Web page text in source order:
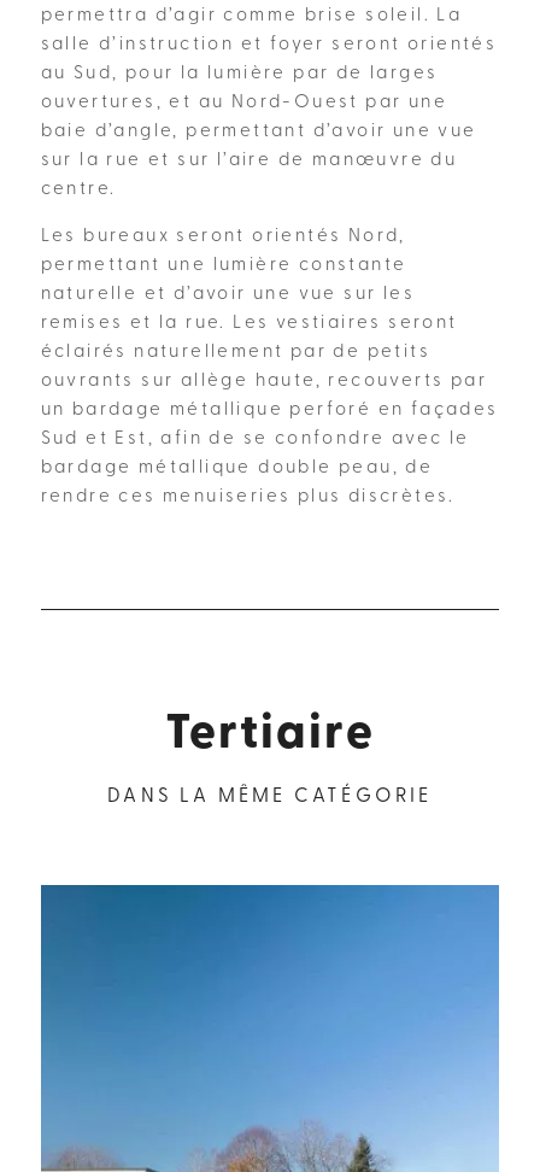
permettra d’agir comme brise soleil. La
salle d’instruction et foyer seront orientés
au Sud, pour la lumière par de larges
ouvertures, et au Nord-Ouest par une
baie d’angle, permettant d’avoir une vue
sur la rue et sur l’aire de manœuvre du
centre.
Les bureaux seront orientés Nord,
permettant une lumière constante
naturelle et d’avoir une vue sur les
remises et la rue. Les vestiaires seront
éclairés naturellement par de petits
ouvrants sur allège haute, recouverts par
un bardage métallique perforé en façades
Sud et Est, afin de se confondre avec le
bardage métallique double peau, de
rendre ces menuiseries plus discrètes.
Tertiaire
DANS LA MÊME CATÉGORIE